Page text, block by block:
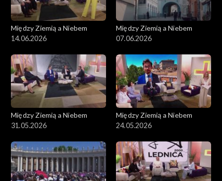
Między Ziemią a Niebem
14.06.2026
Między Ziemią a Niebem
07.06.2026
Między Ziemią a Niebem
31.05.2026
Między Ziemią a Niebem
24.05.2026